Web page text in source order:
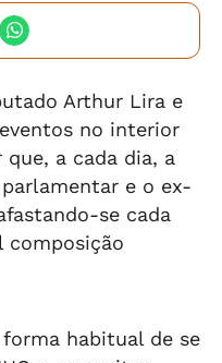
Arthur Lira e
no interior
a cada dia, a
e o ex-
se cada
composição
habitual de se